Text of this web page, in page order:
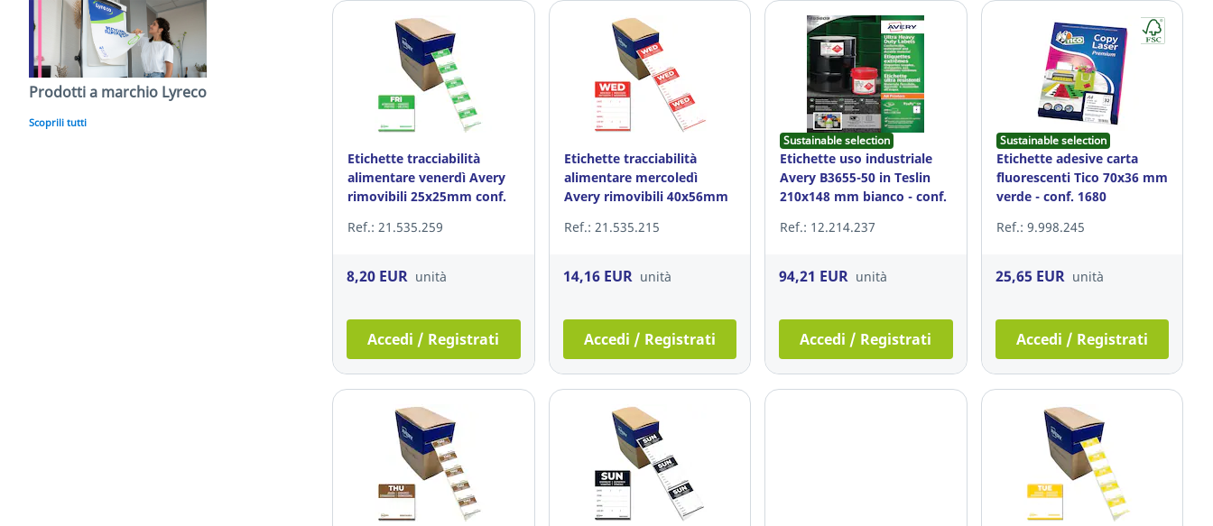
Prodotti a marchio Lyreco
Scoprili tutti
Etichette tracciabilità
alimentare venerdì Avery
rimovibili 25x25mm conf.
Ref.: 21.535.259
8,20 EUR unità
Accedi / Registrati
Etichette tracciabilità
alimentare mercoledì
Avery rimovibili 40x56mm
Ref.: 21.535.215
14,16 EUR unità
Accedi / Registrati
Sustainable selection
Etichette uso industriale
Avery B3655-50 in Teslin
210x148 mm bianco - conf.
Ref.: 12.214.237
94,21 EUR unità
Accedi / Registrati
Sustainable selection
Etichette adesive carta
fluorescenti Tico 70x36 mm
verde - conf. 1680
Ref.: 9.998.245
25,65 EUR unità
Accedi / Registrati